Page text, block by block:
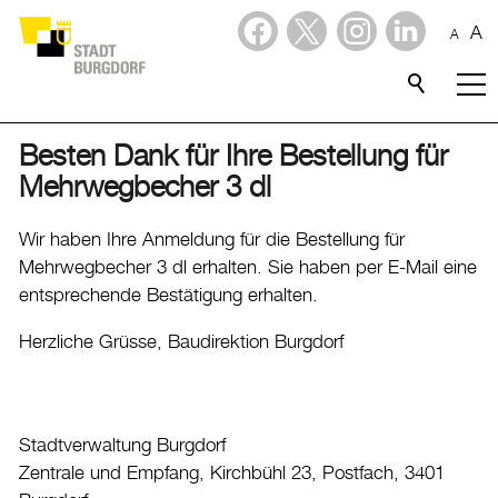
A A
Stadtporträt
Verwaltung & Politik
Wirtschaft
Öffnungszeiten & Kontakt
Besten Dank für Ihre Bestellung für
Mehrwegbecher 3 dl
Wir haben Ihre Anmeldung für die Bestellung für
Mehrwegbecher 3 dl erhalten. Sie haben per E-Mail eine
entsprechende Bestätigung erhalten.
Herzliche Grüsse, Baudirektion Burgdorf
Stadtverwaltung Burgdorf
Zentrale und Empfang, Kirchbühl 23, Postfach, 3401